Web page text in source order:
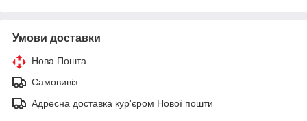
Умови доставки
Нова Пошта
Самовивіз
Адресна доставка кур'єром Нової пошти